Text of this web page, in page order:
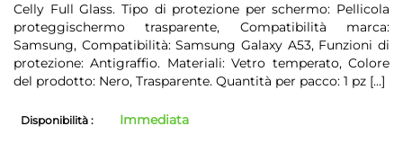
Celly Full Glass. Tipo di protezione per schermo: Pellicola
proteggischermo trasparente, Compatibilità marca:
Samsung, Compatibilità: Samsung Galaxy A53, Funzioni di
protezione: Antigraffio. Materiali: Vetro temperato, Colore
del prodotto: Nero, Trasparente. Quantità per pacco: 1 pz [...]
Disponibilità : Immediata